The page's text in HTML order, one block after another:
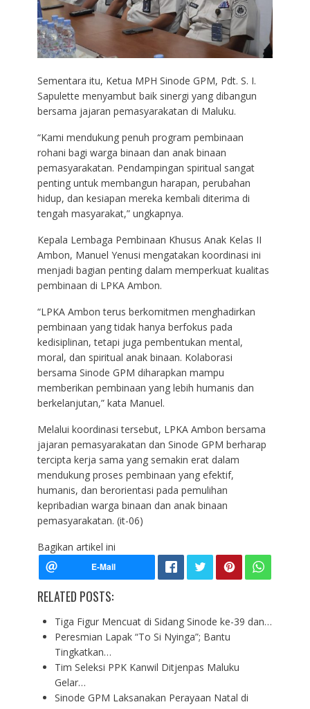
Sementara itu, Ketua MPH Sinode GPM, Pdt. S. I.
Sapulette menyambut baik sinergi yang dibangun
bersama jajaran pemasyarakatan di Maluku.
“Kami mendukung penuh program pembinaan
rohani bagi warga binaan dan anak binaan
pemasyarakatan. Pendampingan spiritual sangat
penting untuk membangun harapan, perubahan
hidup, dan kesiapan mereka kembali diterima di
tengah masyarakat,” ungkapnya.
Kepala Lembaga Pembinaan Khusus Anak Kelas II
Ambon, Manuel Yenusi mengatakan koordinasi ini
menjadi bagian penting dalam memperkuat kualitas
pembinaan di LPKA Ambon.
“LPKA Ambon terus berkomitmen menghadirkan
pembinaan yang tidak hanya berfokus pada
kedisiplinan, tetapi juga pembentukan mental,
moral, dan spiritual anak binaan. Kolaborasi
bersama Sinode GPM diharapkan mampu
memberikan pembinaan yang lebih humanis dan
berkelanjutan,” kata Manuel.
Melalui koordinasi tersebut, LPKA Ambon bersama
jajaran pemasyarakatan dan Sinode GPM berharap
tercipta kerja sama yang semakin erat dalam
mendukung proses pembinaan yang efektif,
humanis, dan berorientasi pada pemulihan
kepribadian warga binaan dan anak binaan
pemasyarakatan. (it-06)
Bagikan artikel ini
RELATED POSTS:
Tiga Figur Mencuat di Sidang Sinode ke-39 dan…
Peresmian Lapak “To Si Nyinga”; Bantu
Tingkatkan…
Tim Seleksi PPK Kanwil Ditjenpas Maluku
Gelar…
Sinode GPM Laksanakan Perayaan Natal di